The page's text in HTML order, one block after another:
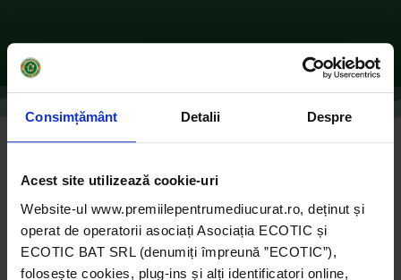
Consimțământ Detalii Despre
Acest site utilizează cookie-uri
Website-ul www.premiilepentrumediucurat.ro, deținut și
operat de operatorii asociați Asociația ECOTIC și
ECOTIC BAT SRL (denumiți împreună ”ECOTIC”),
folosește cookies, plug-ins și alți identificatori online,
de Ecotic|oct. 13, 2021| 2017
comentarii